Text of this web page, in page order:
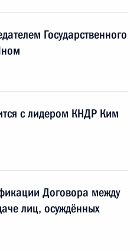
Государственного
с лидером КНДР Ким
Договора между
лиц, осуждённых